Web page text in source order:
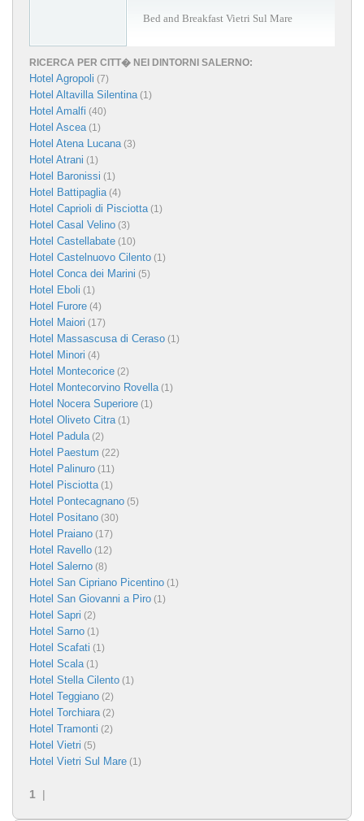
Bed and Breakfast Vietri Sul Mare
RICERCA PER CITT� NEI DINTORNI SALERNO:
Hotel Agropoli (7)
Hotel Altavilla Silentina(1)
Hotel Amalfi (40)
Hotel Ascea(1)
Hotel Atena Lucana(3)
Hotel Atrani (1)
Hotel Baronissi (1)
Hotel Battipaglia(4)
Hotel Caprioli di Pisciotta(1)
Hotel Casal Velino (3)
Hotel Castellabate (10)
Hotel Castelnuovo Cilento (1)
Hotel Conca dei Marini (5)
Hotel Eboli (1)
Hotel Furore (4)
Hotel Maiori (17)
Hotel Massascusa di Ceraso (1)
Hotel Minori (4)
Hotel Montecorice (2)
Hotel Montecorvino Rovella(1)
Hotel Nocera Superiore (1)
Hotel Oliveto Citra(1)
Hotel Padula(2)
Hotel Paestum (22)
Hotel Palinuro (11)
Hotel Pisciotta(1)
Hotel Pontecagnano (5)
Hotel Positano (30)
Hotel Praiano (17)
Hotel Ravello (12)
Hotel Salerno (8)
Hotel San Cipriano Picentino (1)
Hotel San Giovanni a Piro (1)
Hotel Sapri (2)
Hotel Sarno (1)
Hotel Scafati (1)
Hotel Scala(1)
Hotel Stella Cilento (1)
Hotel Teggiano (2)
Hotel Torchiara(2)
Hotel Tramonti (2)
Hotel Vietri (5)
Hotel Vietri Sul Mare (1)
1 |